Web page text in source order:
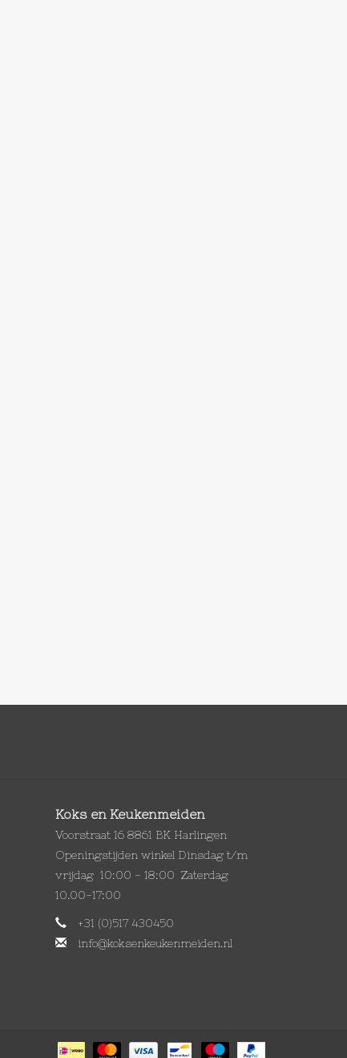
Koks en Keukenmeiden
Voorstraat 16 8861 BK Harlingen
Openingstijden winkel Dinsdag t/m
vrijdag 10:00 - 18:00 Zaterdag
10.00-17:00
+31 (0)517 430450
info@koksenkeukenmeiden.nl